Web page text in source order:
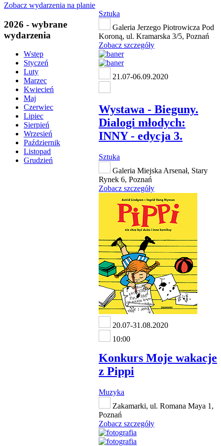
Zobacz wydarzenia na planie
2026 - wybrane
wydarzenia
Wstęp
Styczeń
Luty
Marzec
Kwiecień
Maj
Czerwiec
Lipiec
Sierpień
Wrzesień
Październik
Listopad
Grudzień
Sztuka
Galeria Jerzego Piotrowicza Pod
Koroną, ul. Kramarska 3/5, Poznań
Zobacz szczegóły
21.07-06.09.2020
Wystawa - Bieguny.
Dialogi młodych:
INNY - edycja 3.
Sztuka
Galeria Miejska Arsenał, Stary
Rynek 6, Poznań
Zobacz szczegóły
20.07-31.08.2020
10:00
Konkurs Moje wakacje
z Pippi
Muzyka
Zakamarki, ul. Romana Maya 1,
Poznań
Zobacz szczegóły